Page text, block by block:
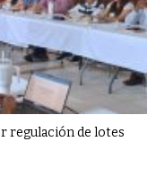
regulación de lotes